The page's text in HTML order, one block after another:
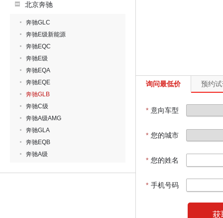
北京奔驰
奔驰GLC
奔驰E级新能源
奔驰EQC
奔驰E级
奔驰EQA
奔驰EQE
奔驰GLB
奔驰C级
奔驰A级AMG
奔驰GLA
奔驰EQB
奔驰A级
询问最低价 预约
* 意向车型
* 您的城市
* 您的姓名
* 手机号码
获